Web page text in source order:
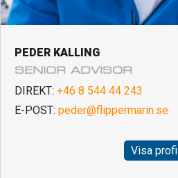
PEDER KALLING
SENIOR ADVISOR
DIREKT: +46 8 544 44 243
E-POST: peder@flippermarin.se
Visa profil